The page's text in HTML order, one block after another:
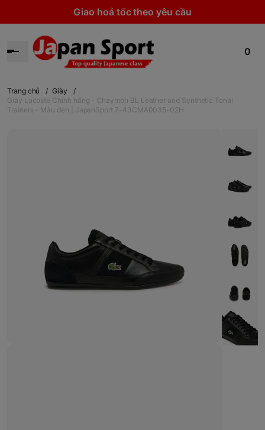
Giao hoả tốc theo yêu cầu
0
Trang chủ / Giày
/
Giày Lacoste Chính hãng - Chaymon BL Leather and Synthetic Tonal
Trainers - Màu đen | JapanSport 7-43CMA0035-02H